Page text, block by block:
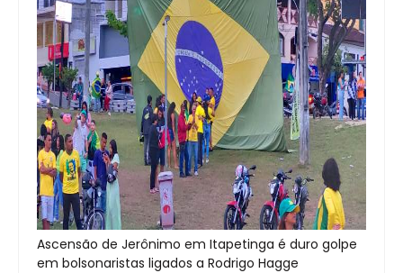
Ascensão de Jerônimo em Itapetinga é duro golpe
em bolsonaristas ligados a Rodrigo Hagge